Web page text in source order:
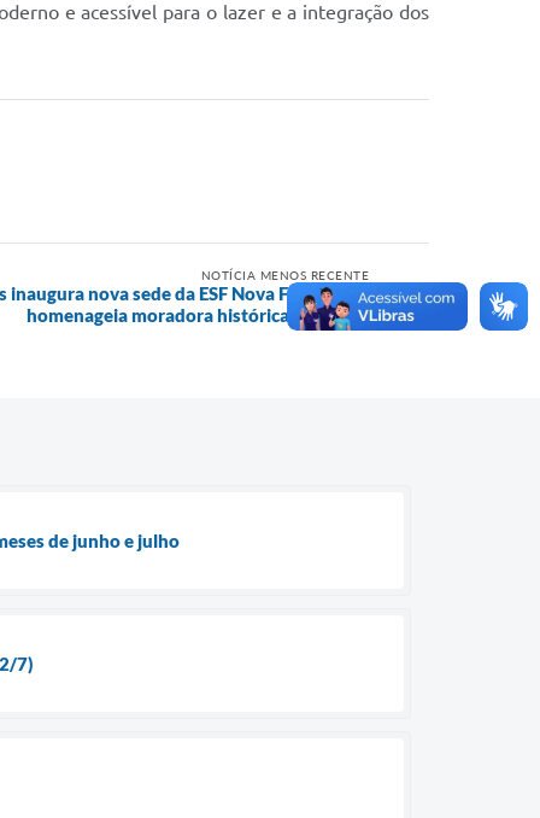
e acessível para o lazer e a integração dos
NOTÍCIA MENOS RECENTE
nova sede da ESF Nova Fortaleza e
homenageia moradora histórica do bairro
de junho e julho
7)